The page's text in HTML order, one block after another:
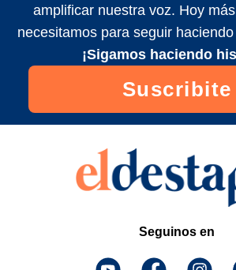
amplificar nuestra voz. Hoy
necesitamos para seguir
¡Sigamos haciendo
Suscribite
Seguinos en